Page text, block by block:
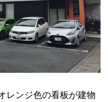
レンジ色の看板が建物